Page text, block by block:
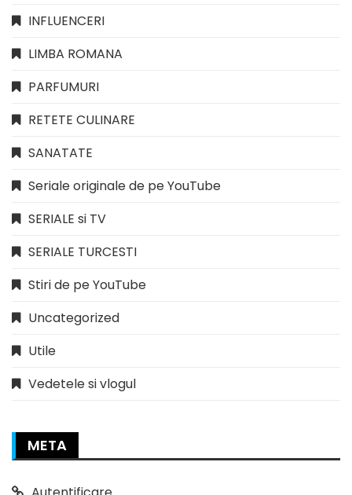
INFLUENCERI
LIMBA ROMANA
PARFUMURI
RETETE CULINARE
SANATATE
Seriale originale de pe YouTube
SERIALE si TV
SERIALE TURCESTI
Stiri de pe YouTube
Uncategorized
Utile
Vedetele si vlogul
META